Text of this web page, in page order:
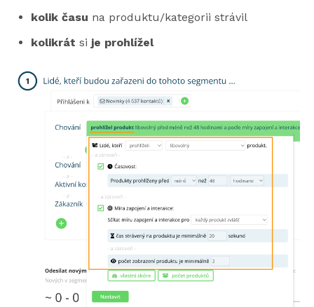
kolik času na produktu/kategorii strávil
kolikrát si je prohlížel